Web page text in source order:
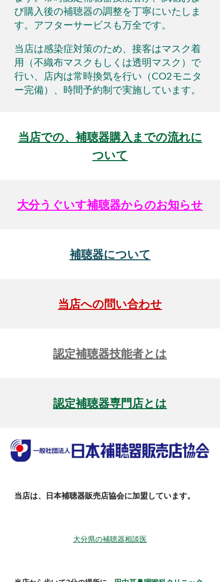
び購入後の補聴器の調整を丁寧にいたしま
す。アフターサービスも万全です。
当店は感染症対策のため、接客はマスク着
用（不織布マスクもしくは透明マスク）で
行い、店内は常時換気を行い（CO2モニタ
ー完備）、時間予約制で実施しています。
当店での、補聴器購入までの流れに
ついて
大分うぐいす補聴器からのお知らせ
補聴器について
当店への問い合わせ
認定補聴器技能者とは
認定補聴器専門店とは
当店は、日本補聴器販売店協会に加盟しています。
大分県の補聴器相談医